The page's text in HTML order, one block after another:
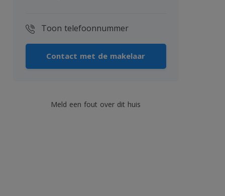
Toon telefoonnummer
Contact met de makelaar
Meld een fout over dit huis